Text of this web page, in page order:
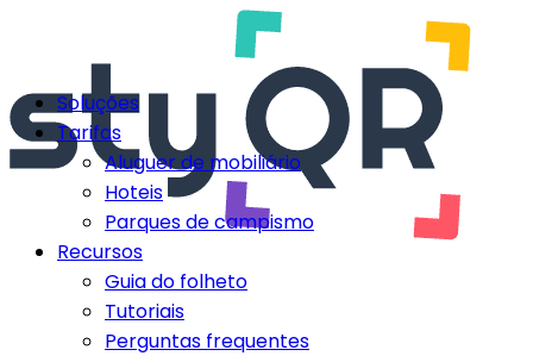
Soluções
Tarifas
Aluguer de mobiliário
Hoteis
Parques de campismo
Recursos
Guia do folheto
Tutoriais
Perguntas frequentes